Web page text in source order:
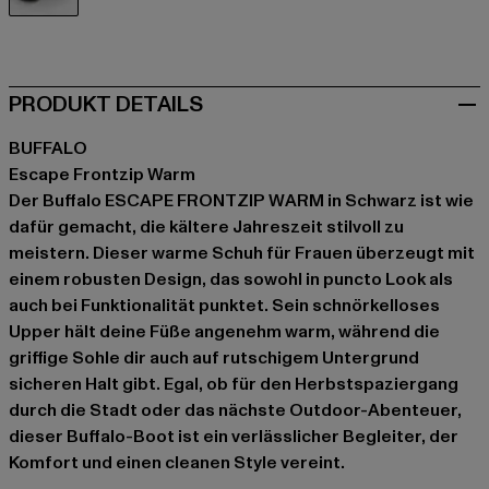
PRODUKT DETAILS
BUFFALO
Escape Frontzip Warm
Der Buffalo ESCAPE FRONTZIP WARM in Schwarz ist wie
dafür gemacht, die kältere Jahreszeit stilvoll zu
meistern. Dieser warme Schuh für Frauen überzeugt mit
einem robusten Design, das sowohl in puncto Look als
auch bei Funktionalität punktet. Sein schnörkelloses
Upper hält deine Füße angenehm warm, während die
griffige Sohle dir auch auf rutschigem Untergrund
sicheren Halt gibt. Egal, ob für den Herbstspaziergang
durch die Stadt oder das nächste Outdoor-Abenteuer,
dieser Buffalo-Boot ist ein verlässlicher Begleiter, der
Komfort und einen cleanen Style vereint.